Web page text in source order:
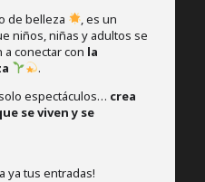
de belleza
, es un
niños, niñas y adultos se
conectar con la
.
espectáculos… crea
se viven y se
ya tus entradas!